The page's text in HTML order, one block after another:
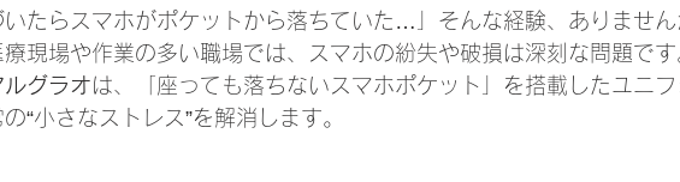
たらスマホがポケットから落ちていた…」そんな経験、ありません
現場や作業の多い職場では、スマホの紛失や破損は深刻な問題です
ルグラオは、「座っても落ちないスマホポケット」を搭載したユニ
“小さなストレス”を解消します。